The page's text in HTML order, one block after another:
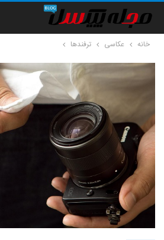
خانه عکاسی ترفندها